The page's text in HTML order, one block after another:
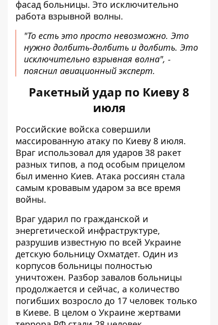
фасад больницы. Это исключительно
работа взрывной волны.
"То есть это просто невозможно. Это
нужно долбить-долбить и долбить. Это
исключительно взрывная волна", -
пояснил авиационный эксперт.
Ракетный удар по Киеву 8
июля
Российские войска совершили
массированную атаку по Киеву 8 июля.
Враг использовал для ударов 38 ракет
разных типов, а под особым прицелом
был именно Киев. Атака россиян стала
самым кровавым ударом за все время
войны.
Враг ударил по гражданской и
энергетической инфраструктуре,
разрушив известную по всей Украине
детскую больницу Охматдет. Один из
корпусов больницы полностью
уничтожен. Разбор завалов больницы
продолжается и сейчас, а количество
погибших возросло до 17 человек только
в Киеве. В целом о Украине жертвами